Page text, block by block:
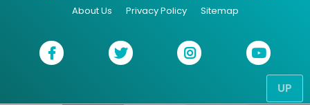
UP
About Us
Privacy Policy Sitemap